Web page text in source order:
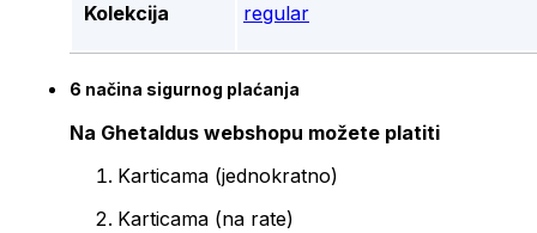
Kolekcija regular
6 načina sigurnog plaćanja
Na Ghetaldus webshopu možete platiti
Karticama (jednokratno)
Karticama (na rate)